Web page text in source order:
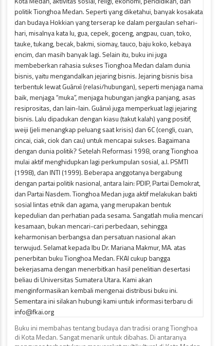
Buku ini membahas tentang budaya dan tradisi orang Tionghoa
di Kota Medan. Sangat menarik untuk dibahas. Di antaranya